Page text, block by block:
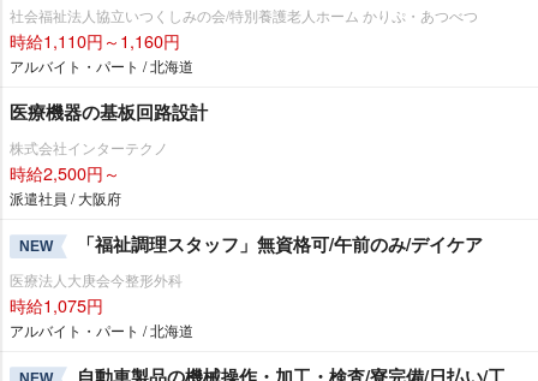
社会福祉法人協立いつくしみの会/特別養護老人ホーム かりぷ・あつべつ
時給1,110円～1,160円
アルバイト・パート / 北海道
医療機器の基板回路設計
株式会社インターテクノ
時給2,500円～
派遣社員 / 大阪府
NEW 「福祉調理スタッフ」無資格可/午前のみ/デイケア
医療法人大庚会今整形外科
時給1,075円
アルバイト・パート / 北海道